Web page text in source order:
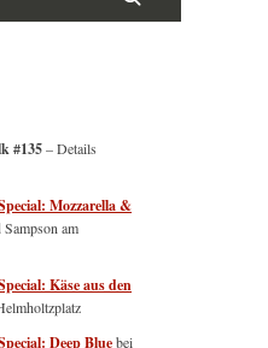
#135– Details
Mozzarella &
Sampson am
Käse aus den
Deep Bluebei